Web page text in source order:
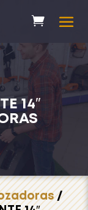
14″
/